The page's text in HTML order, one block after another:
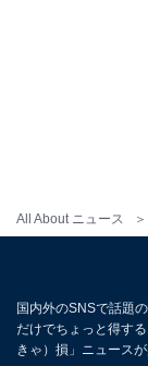
All About ニュース
国内外のSNSで話題
だけでちょっと得す
きゃ）損」ニュースが